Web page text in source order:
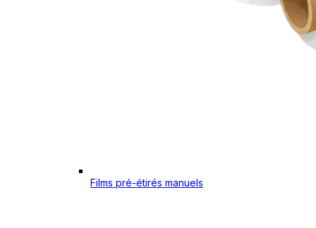
Films pré-étirés manuels